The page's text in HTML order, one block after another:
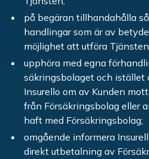
på begäran tillhandahålla
handlingar som är av
möjlighet att utföra
upphöra med egna
säkringsbolaget och istället
Insurello om av Kunden
från Försäkringsbolag eller
haft med Försäkringsbolag;
omgående informera
direkt utbetalning av